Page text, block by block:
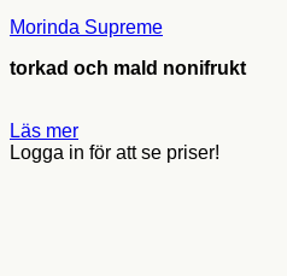
Morinda Supreme
torkad och mald nonifrukt
Läs mer
Logga in för att se priser!